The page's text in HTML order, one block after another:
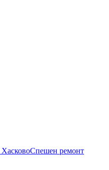
ХасковоСпешен ремонт